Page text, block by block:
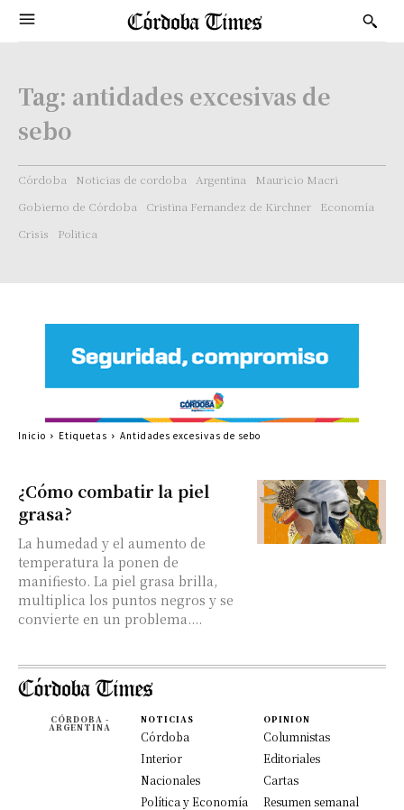
Tag: antidades excesivas de
sebo
Córdoba Noticias de cordoba Argentina
Mauricio Macri
Gobierno de Córdoba
Cristina Fernandez de Kirchner
Economía
Crisis
Politica
¿Cómo combatir la piel
grasa?
La humedad y el aumento de
temperatura la ponen de
manifiesto. La piel grasa brilla,
multiplica los puntos negros y se
convierte en un problema....
Inicio Etiquetas Antidades excesivas de sebo
CÓRDOBA -
ARGENTINA
NOTICIAS
Córdoba
Interior
Nacionales
Política y Economía
OPINION
Columnistas
Editoriales
Cartas
Resumen semanal